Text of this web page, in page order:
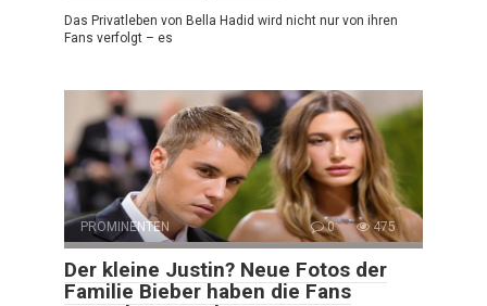
Das Privatleben von Bella Hadid wird nicht nur von ihren
Fans verfolgt – es
PROMINENTEN 0 475
Der kleine Justin? Neue Fotos der
Familie Bieber haben die Fans